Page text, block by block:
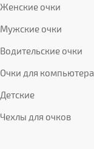
Женские очки
Мужские очки
Водительские очки
Очки для компьютера
Детские
Чехлы для очков